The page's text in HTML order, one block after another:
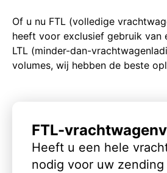
Of u nu FTL (volledige
heeft voor exclusief gebruik van
LTL (minder-dan-
volumes, wij hebben de beste
FTL-
Heeft u een hele
nodig voor uw zending